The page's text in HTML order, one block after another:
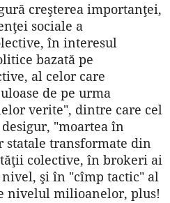
creşterea importanţei,
sociale a
în interesul
bazată pe
al celor care
de pe urma
verite", dintre care cel
"moartea în
transformate din
colective, în brokeri ai
şi în "cîmp tactic" al
nivelul milioanelor, plus!